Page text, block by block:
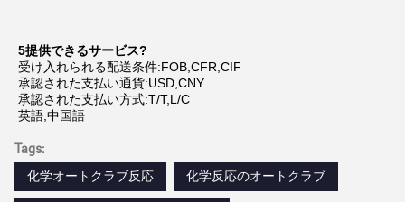
5提供できるサービス?
受け入れられる配送条件:FOB,CFR,CIF
承認された支払い通貨:USD,CNY
承認された支払い方式:T/T,L/C
英語,中国語
Tags:
化学オートクラブ反応
化学反応のオートクラブ